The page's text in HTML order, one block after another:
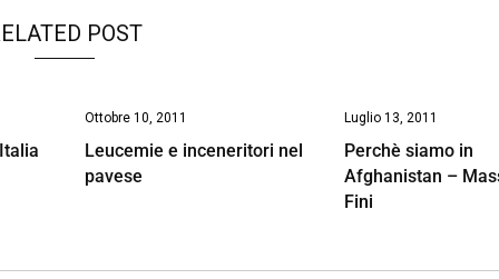
POST
Ottobre 10, 2011
Leucemie e inceneritori nel
pavese
Luglio 13, 2011
Perchè siamo in
Afghanistan –
Fini